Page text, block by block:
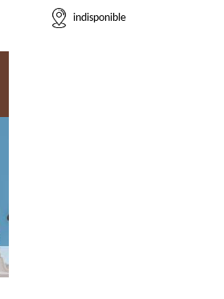
indisponible